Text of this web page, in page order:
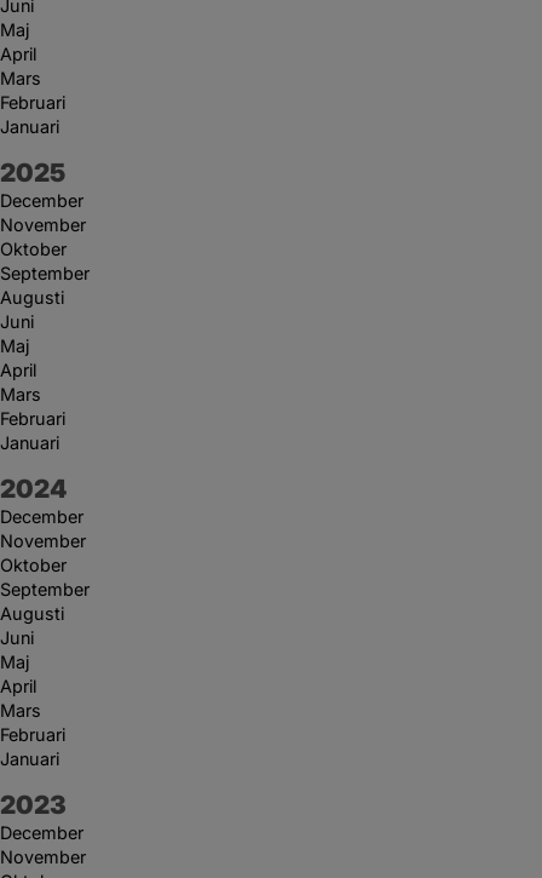
Juni
Maj
April
Mars
Februari
Januari
År:
2025
December
November
Oktober
September
Augusti
Juni
Maj
April
Mars
Februari
Januari
År:
2024
December
November
Oktober
September
Augusti
Juni
Maj
April
Mars
Februari
Januari
År:
2023
December
November